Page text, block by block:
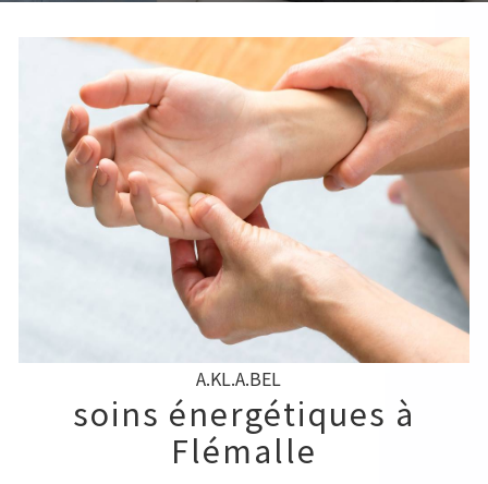
A.KL.A.BEL
soins énergétiques à
Flémalle